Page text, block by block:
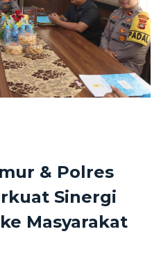
& Polres
Sinergi
Masyarakat